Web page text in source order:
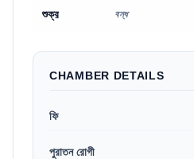
শুক্র বন্ধ
CHAMBER DETAILS
ফি
পুরাতন রোগী